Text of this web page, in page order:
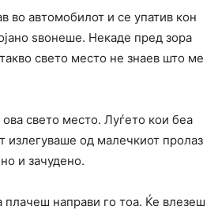
во автомобилот и се упатив кон
ѕвонеше. Некаде пред зора
свето место не знаев што ме
свето место. Луѓето кои беа
излегуваше од малечкиот пролаз
и зачудено.
плачеш направи го тоа. Ќе влезеш